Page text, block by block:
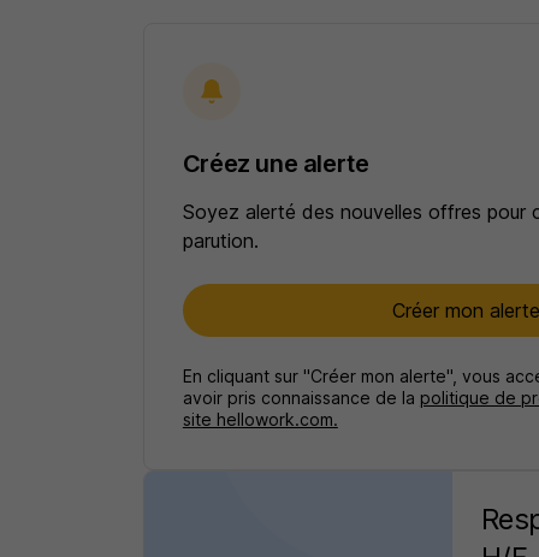
Créez une alerte
Soyez alerté des nouvelles offres pour
parution.
Créer mon alerte
En cliquant sur "Créer mon alerte", vous
avoir pris connaissance de la politique de
site hellowork.com.